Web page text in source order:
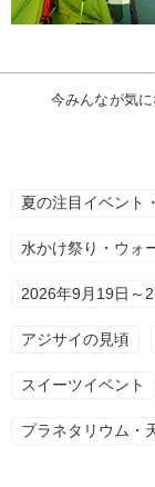
今みんなが気
夏の注目イベント
水かけ祭り・ウォ
2026年9月19日～
アジサイの見頃
スイーツイベント
プラネタリウム・